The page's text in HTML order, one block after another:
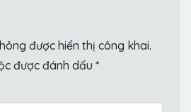
được hiển thị công khai.
được đánh dấu *